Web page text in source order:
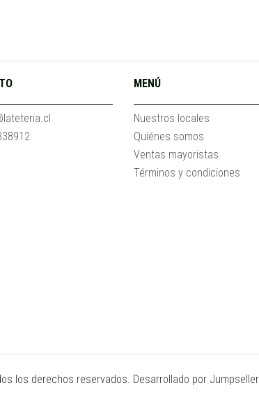
MENÚ
Nuestros locales
Quiénes somos
Ventas mayoristas
Términos y condiciones
los derechos reservados. Desarrollado por Jumpseller.